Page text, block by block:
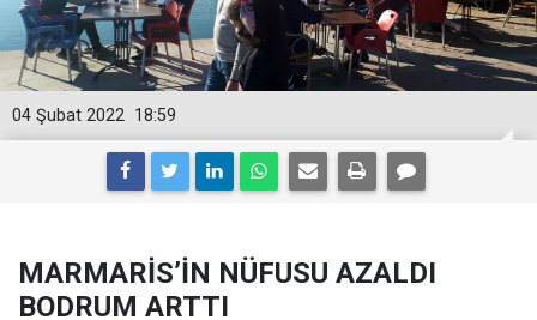
18:59
04 Şubat 2022
MARMARİS’İN NÜFUSU AZALDI
BODRUM ARTTI